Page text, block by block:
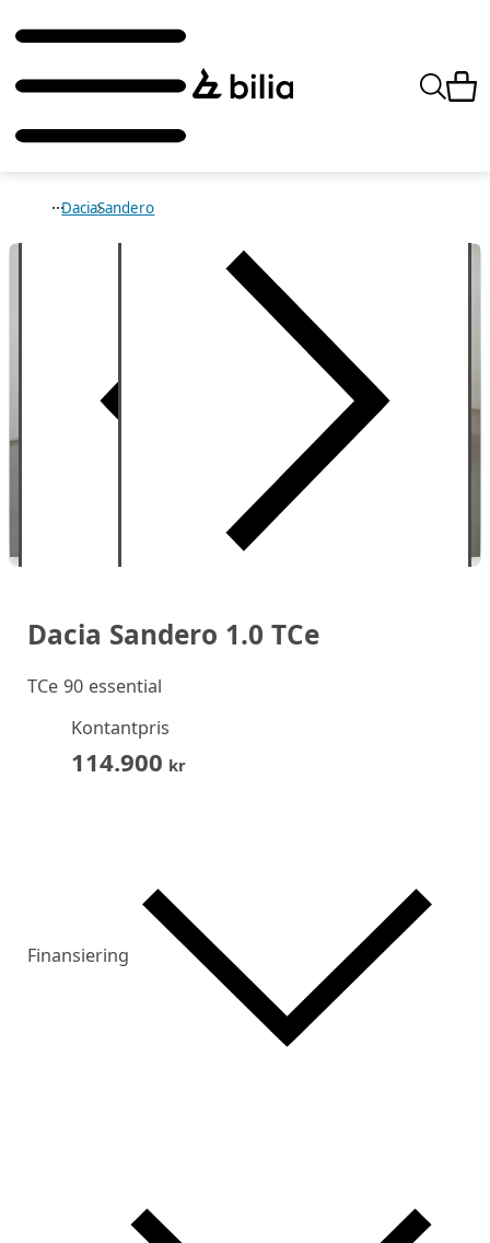
DaciaSandero
Dacia Sandero 1.0 TCe
TCe 90 essential
Kontantpris
114.900 kr
Finansiering